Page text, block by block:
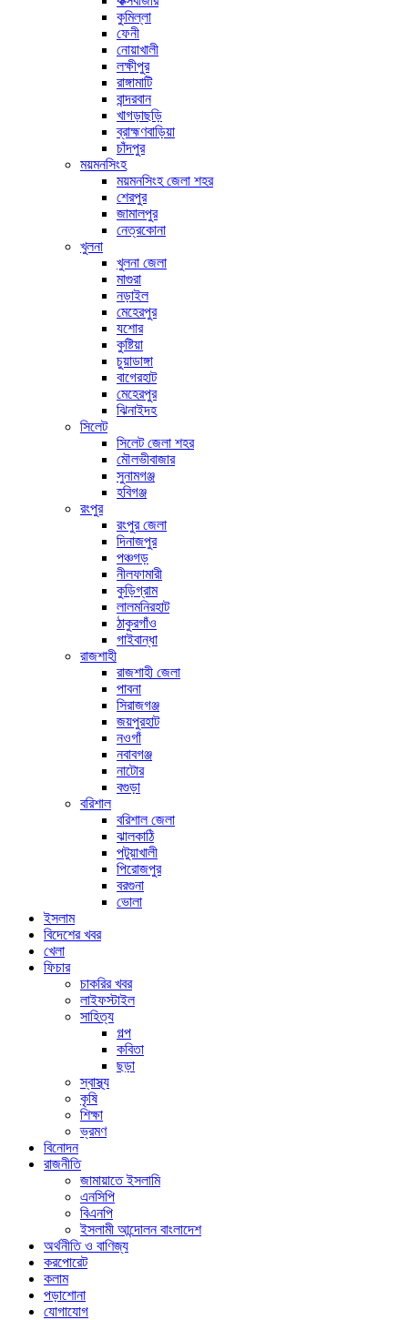
কুমিল্লা
ফেনী
নোয়াখালী
লক্ষীপুর
রাঙ্গামাটি
বান্দরবান
খাগড়াছড়ি
ব্রাহ্মণবাড়িয়া
চাঁদপুর
ময়মনসিংহ
ময়মনসিংহ জেলা শহর
শেরপুর
জামালপুর
নেত্রকোনা
খুলনা
খুলনা জেলা
মাগুরা
নড়াইল
মেহেরপুর
যশোর
কুষ্টিয়া
চুয়াডাঙ্গা
বাগেরহাট
মেহেরপুর
ঝিনাইদহ
সিলেট
সিলেট জেলা শহর
মৌলভীবাজার
সুনামগঞ্জ
হবিগঞ্জ
রংপুর
রংপুর জেলা
দিনাজপুর
পঞ্চগড়
নীলফামারী
কুড়িগ্রাম
লালমনিরহাট
ঠাকুরগাঁও
গাইবান্ধা
রাজশাহী
রাজশাহী জেলা
পাবনা
সিরাজগঞ্জ
জয়পুরহাট
নওগাঁ
নবাবগঞ্জ
নাটোর
বগুড়া
বরিশাল
বরিশাল জেলা
ঝালকাঠি
পটুয়াখালী
পিরোজপুর
বরগুনা
ভোলা
ইসলাম
বিদেশের খবর
খেলা
ফিচার
চাকরির খবর
লাইফস্টাইল
সাহিত্য
গল্প
কবিতা
ছড়া
স্বাস্থ্য
কৃষি
শিক্ষা
ভ্রমণ
বিনোদন
রাজনীতি
জামায়াতে ইসলামি
এনসিপি
বিএনপি
ইসলামী আন্দোলন বাংলাদেশ
অর্থনীতি ও বাণিজ্য
করপোরেট
কলাম
পড়াশোনা
যোগাযোগ